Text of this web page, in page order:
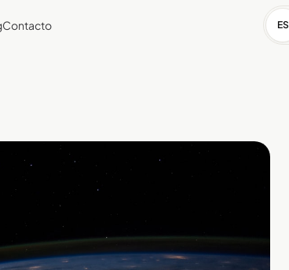
Contacto ES